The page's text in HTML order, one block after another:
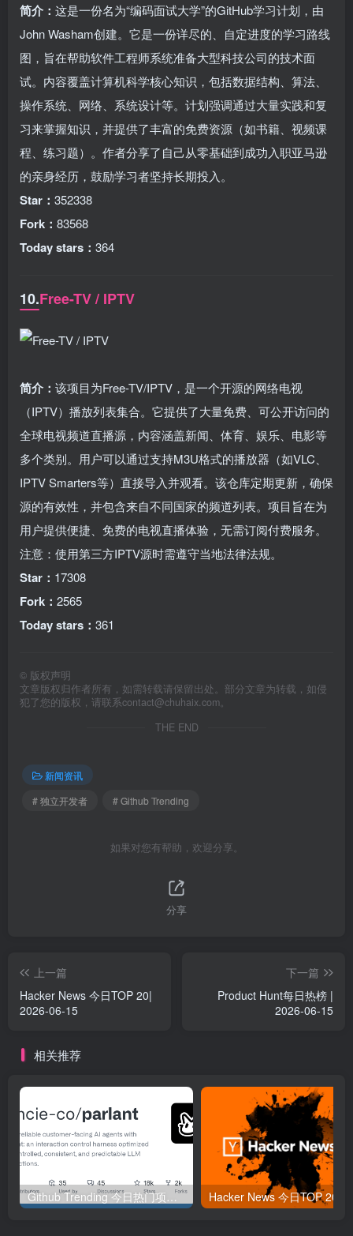
简介： 这是一份名为“编码面试大学”的GitHub学习计划，由
John Washam创建。它是一份详尽的、自定进度的学习路线
图，旨在帮助软件工程师系统准备大型科技公司的技术面
试。内容覆盖计算机科学核心知识，包括数据结构、算法、
操作系统、网络、系统设计等。计划强调通过大量实践和复
习来掌握知识，并提供了丰富的免费资源（如书籍、视频课
程、练习题）。作者分享了自己从零基础到成功入职亚马逊
的亲身经历，鼓励学习者坚持长期投入。
Star： 352338
Fork： 83568
Today stars： 364
10.Free-TV / IPTV
简介： 该项目为Free-TV/IPTV，是一个开源的网络电视
（IPTV）播放列表集合。它提供了大量免费、可公开访问的
全球电视频道直播源，内容涵盖新闻、体育、娱乐、电影等
多个类别。用户可以通过支持M3U格式的播放器（如VLC、
IPTV Smarters等）直接导入并观看。该仓库定期更新，确保
源的有效性，并包含来自不同国家的频道列表。项目旨在为
用户提供便捷、免费的电视直播体验，无需订阅付费服务。
注意：使用第三方IPTV源时需遵守当地法律法规。
Star： 17308
Fork： 2565
Today stars： 361
© 版权声明
文章版权归作者所有，如需转载请保留出处。部分文章为转载，如侵
犯了您的版权，请联系contact@chuhaix.com。
THE END
新闻资讯
# 独立开发者
# Github Trending
如果对您有帮助，欢迎分享。
分享
上一篇
Hacker News 今日TOP 20|
2026-06-15
下一篇
Product Hunt每日热榜 |
2026-06-15
相关推荐
Github Trending 今日热门项目 | 2025-09-06